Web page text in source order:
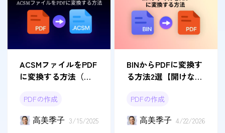
ACSMファイルをPDF
に変換する方法（詳
PDFの作成
高美季子 3/15/2025
BINからPDFに変換す
る方法2選【開けない
PDFの作成
高美季子 4/22/2026